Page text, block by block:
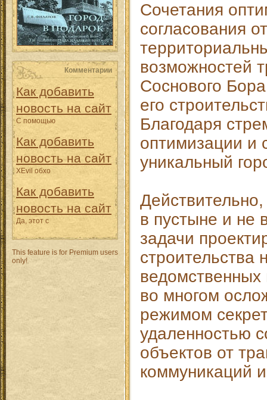
Комментарии
Как добавить
новость на сайт
С помощью
Как добавить
новость на сайт
XEvil обхо
Как добавить
новость на сайт
Да, этот с
This feature is for Premium users
only!
Сочетания
согласования
возможностей
Соснового
его
Благодаря
оптимизации и
уникальный
в пустыне и не
задачи
строительства
ведомственных
во многом
режимом
удаленностью
объектов от
коммуникаций